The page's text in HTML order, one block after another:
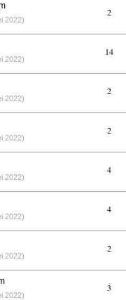
2022)
2
2022)
14
2022)
2
2022)
2
2022)
4
2022)
4
2022)
2
2022)
3